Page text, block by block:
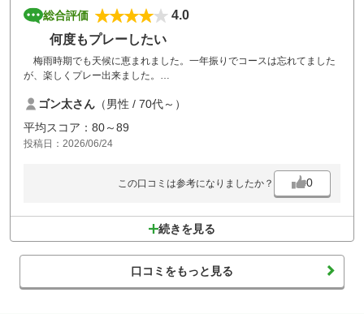
総合評価
4.0
何度もプレーしたい
梅雨時期でも天候に恵まれました。一年振りでコースは忘れてました
が、楽しくプレー出来ました。
昼食の冷やし中華にマヨネーズを追加して頂き美味しく頂きました。
条件が揃えば、何度もプレーしたいゴルフ場です。
ゴン太さん （男性 / 70代～）
平均スコア：80～89
投稿日：2026/06/24
この口コミは参考になりましたか？ 0
続きを見る
口コミをもっと見る